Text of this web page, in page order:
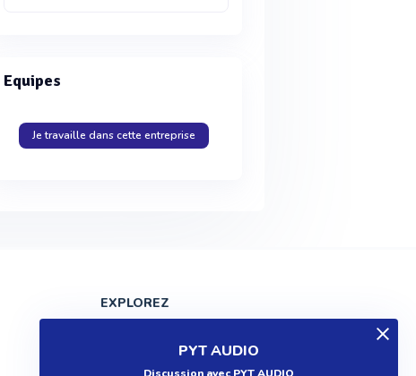
PYT AUDIO
Equipes
Je travaille dans cette entreprise
EXPLOREZ